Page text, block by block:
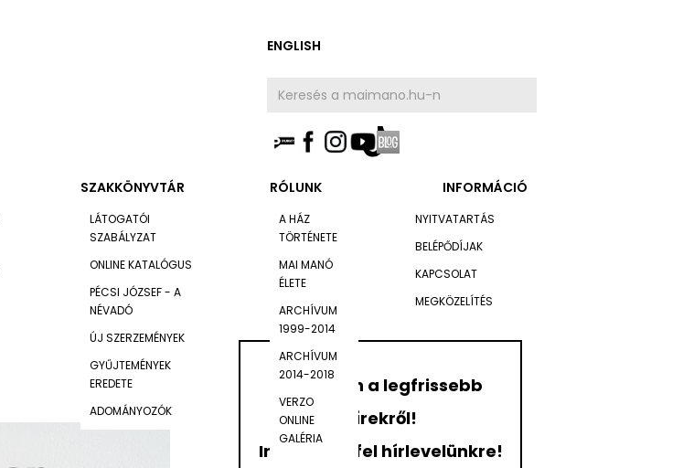
ENGLISH
SZAKKÖNYVTÁR
LÁTOGATÓI
SZABÁLYZAT
ONLINE KATALÓGUS
PÉCSI JÓZSEF - A
NÉVADÓ
ÚJ SZERZEMÉNYEK
GYŰJTEMÉNYEK
EREDETE
ADOMÁNYOZÓK
RÓLUNK
A HÁZ
TÖRTÉNETE
MAI MANÓ
ÉLETE
ARCHÍVUM
1999-2014
ARCHÍVUM
2014-2018
VERZO
ONLINE
GALÉRIA
INFORMÁCIÓ
NYITVATARTÁS
BELÉPŐDÍJAK
KAPCSOLAT
MEGKÖZELÍTÉS
Értesüljön a legfrissebb
hírekről!
Iratkozzon fel hírlevelünkre!